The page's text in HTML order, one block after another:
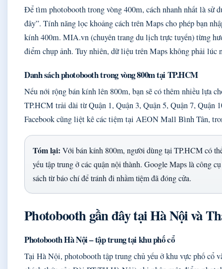
Để tìm photobooth trong vòng 400m, cách nhanh nhất là sử
đây”. Tính năng lọc khoảng cách trên Maps cho phép bạn
kính 400m. MIA.vn (chuyên trang du lịch trực tuyến) từng
điểm chụp ảnh. Tuy nhiên, dữ liệu trên Maps không phải lúc
Danh sách photobooth trong vòng 800m tại TP.HCM
Nếu nới rộng bán kính lên 800m, bạn sẽ có thêm nhiều lựa
TP.HCM trải dài từ Quận 1, Quận 3, Quận 5, Quận 7, Quận
Facebook cũng liệt kê các tiệm tại AEON Mall Bình Tân,
Tóm lại: Với bán kính 800m, người dùng tại TP.HCM có
yếu tập trung ở các quận nội thành. Google Maps là công
sách từ báo chí để tránh đi nhầm tiệm đã đóng cửa.
Photobooth gần đây tại Hà Nội và
Photobooth Hà Nội – tập trung tại khu phố cổ
Tại Hà Nội, photobooth tập trung chủ yếu ở khu vực phố cổ